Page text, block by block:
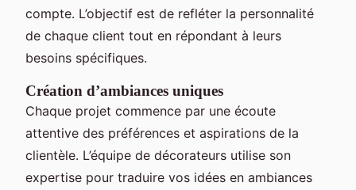
compte. L’objectif est de refléter la personnalité
de chaque client tout en répondant à leurs
besoins spécifiques.
Création d’ambiances uniques
Chaque projet commence par une écoute
attentive des préférences et aspirations de la
clientèle. L’équipe de décorateurs utilise son
expertise pour traduire vos idées en ambiances